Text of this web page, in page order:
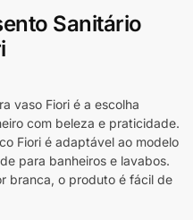
Sanitário
vaso Fiori é a escolha
com beleza e praticidade.
Fiori é adaptável ao modelo
para banheiros e lavabos.
branca, o produto é fácil de